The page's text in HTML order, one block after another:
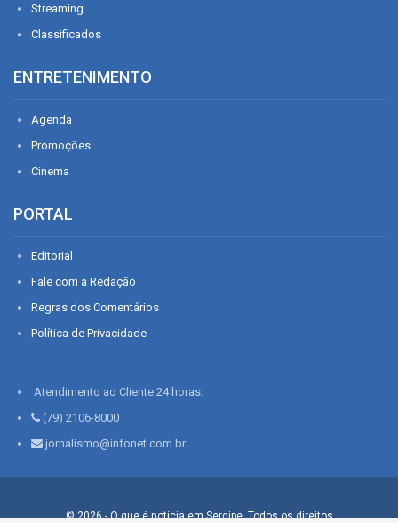
Streaming
Classificados
ENTRETENIMENTO
Agenda
Promoções
Cinema
PORTAL
Editorial
Fale com a Redação
Regras dos Comentários
Política de Privacidade
Atendimento ao Cliente 24 horas:
(79) 2106-8000
jornalismo@infonet.com.br
© 2026 - O que é notícia em Sergipe. Todos os direitos